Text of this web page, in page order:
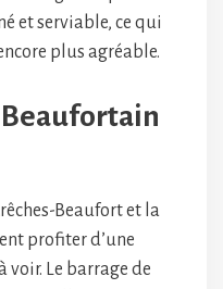
et serviable, ce qui
plus agréable.
Beaufort et la
profiter d’une
voir. Le barrage de